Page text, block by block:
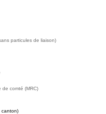
particules de liaison)
de comté (MRC)
canton)